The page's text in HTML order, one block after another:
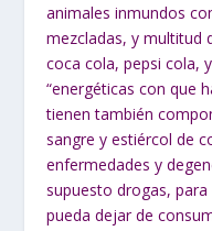
animales inmundos
mezcladas, y multitud
coca cola, pepsi cola, y
“energéticas con que
tienen también
sangre y estiércol de
enfermedades y
supuesto drogas, para
pueda dejar de